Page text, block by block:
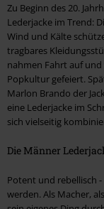
Zu Beginn des 20.
Lederjacke im Trend:
Wind und Kälte
tragbares
nahmen Fahrt auf
Popkultur gefeiert.
Marlon Brando der
eine Lederjacke im
sich vielseitig
Die Männer
Potent und rebellisch
werden. Als Macher,